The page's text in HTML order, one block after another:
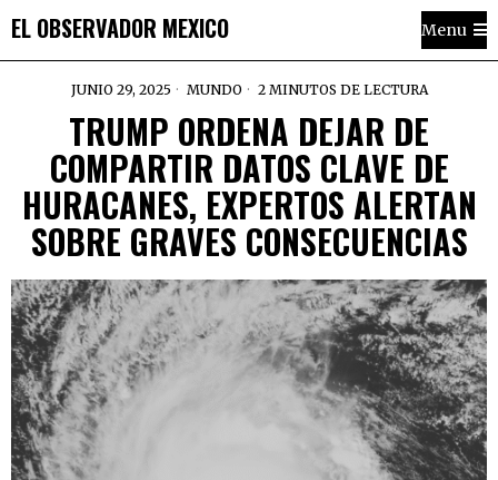
EL OBSERVADOR MEXICO Menu
JUNIO 29, 2025 MUNDO 2 MINUTOS DE LECTURA
TRUMP ORDENA DEJAR DE
COMPARTIR DATOS CLAVE DE
HURACANES, EXPERTOS ALERTAN
SOBRE GRAVES CONSECUENCIAS